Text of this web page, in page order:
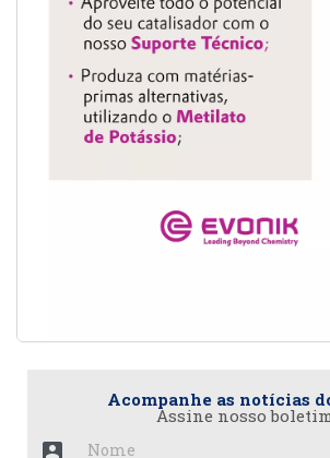
Acompanhe as notícias
Assine nosso
account_box